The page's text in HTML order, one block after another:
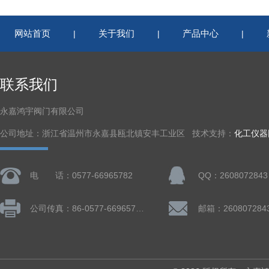
网站首页 | 关于我们 | 产品中心 |
联系我们
永嘉鸿宇阀门有限公司
公司地址：浙江省温州市永嘉县瓯北镇安丰工业区 技术支持： 化工仪
电 话：0577-66965782 QQ：2608072843
邮箱：